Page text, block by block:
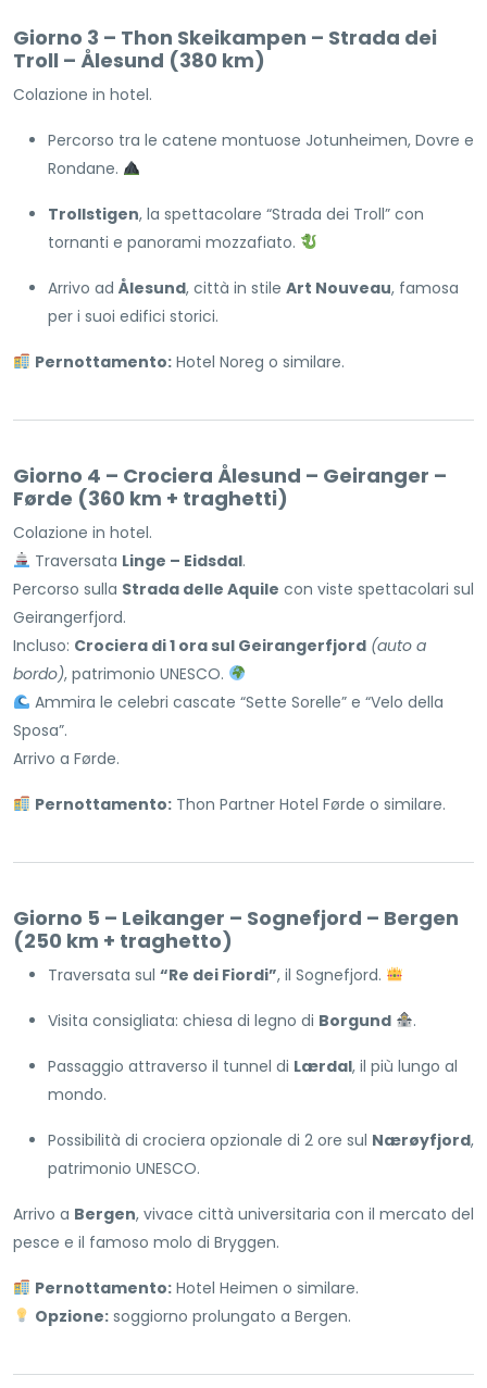
Giorno 3 – Thon Skeikampen – Strada dei
Troll – Ålesund (380 km)
Colazione in hotel.
Percorso tra le catene montuose Jotunheimen, Dovre e
Rondane.
Trollstigen, la spettacolare “Strada dei Troll” con
tornanti e panorami mozzafiato.
Arrivo ad Ålesund, città in stile Art Nouveau, famosa
per i suoi edifici storici.
Pernottamento:Hotel Noreg o similare.
Giorno 4 – Crociera Ålesund – Geiranger –
Førde (360 km + traghetti)
Colazione in hotel.
Traversata Linge – Eidsdal.
Percorso sulla Strada delle Aquile con viste spettacolari sul
Geirangerfjord.
Incluso: Crociera di 1 ora sul Geirangerfjord (auto a
bordo), patrimonio UNESCO.
Ammira le celebri cascate “Sette Sorelle” e “Velo della
Sposa”.
Arrivo a Førde.
Pernottamento:Thon Partner Hotel Førde o similare.
Giorno 5 – Leikanger – Sognefjord – Bergen
(250 km + traghetto)
Traversata sul “Re dei Fiordi”, il Sognefjord.
Visita consigliata: chiesa di legno di Borgund .
Passaggio attraverso il tunnel di Lærdal, il più lungo al
mondo.
Possibilità di crociera opzionale di 2 ore sul Nærøyfjord,
patrimonio UNESCO.
Arrivo a Bergen, vivace città universitaria con il mercato del
pesce e il famoso molo di Bryggen.
Pernottamento:Hotel Heimen o similare.
Opzione:soggiorno prolungato a Bergen.